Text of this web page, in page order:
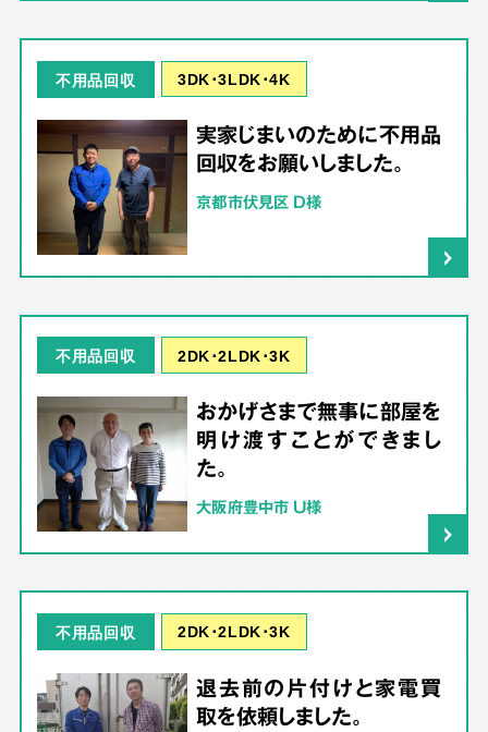
不用品回収 3DK･3LDK･4K
実家じまいのために不用品
回収をお願いしました。
京都市伏見区 D様
不用品回収 2DK･2LDK･3K
おかげさまで無事に部屋を
明け渡すことができまし
た。
大阪府豊中市 U様
不用品回収 2DK･2LDK･3K
退去前の片付けと家電買
取を依頼しました。